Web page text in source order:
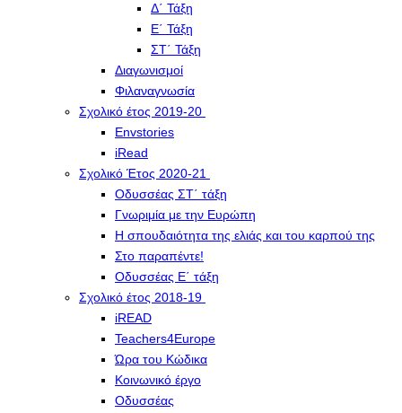
Δ΄ Τάξη
Ε΄ Τάξη
ΣΤ΄ Τάξη
Διαγωνισμοί
Φιλαναγνωσία
Σχολικό έτος 2019-20
Envstories
iRead
Σχολικό Έτος 2020-21
Οδυσσέας ΣΤ΄ τάξη
Γνωριμία με την Ευρώπη
Η σπουδαιότητα της ελιάς και του καρπού της
Στο παραπέντε!
Οδυσσέας Ε΄ τάξη
Σχολικό έτος 2018-19
iREAD
Teachers4Europe
Ώρα του Κώδικα
Κοινωνικό έργο
Οδυσσέας